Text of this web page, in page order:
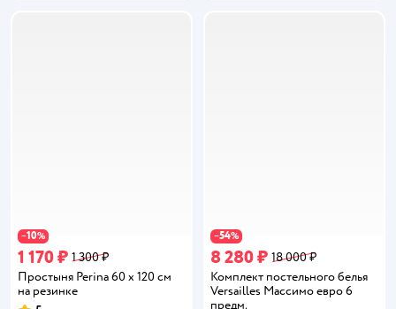
−10%
1 170 ₽ 1 300 ₽
Простыня Perina 60 x 120 см
на резинке
−54%
8 280 ₽ 18 000 ₽
Комплект постельного белья
Versailles Массимо евро 6
предм.